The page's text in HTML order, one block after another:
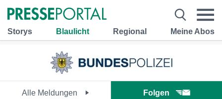
Storys Blaulicht Regional Meine Abos
Alle Meldungen Folgen